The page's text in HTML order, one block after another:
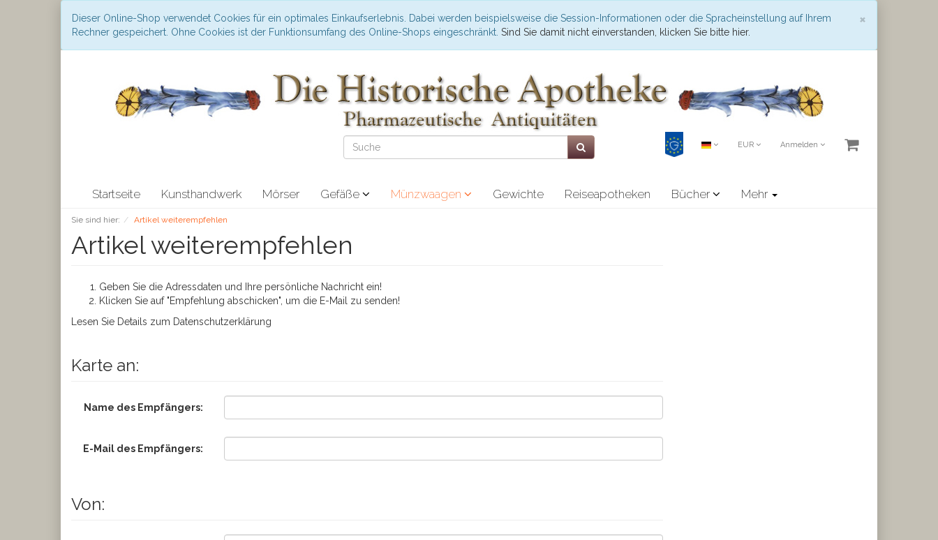
×
Dieser Online-Shop verwendet Cookies für ein optimales Einkaufserlebnis. Dabei werden beispielsweise die Session-Informationen oder die Spracheinstellung auf Ihrem
Rechner gespeichert. Ohne Cookies ist der Funktionsumfang des Online-Shops eingeschränkt. Sind Sie damit nicht einverstanden, klicken Sie bitte hier.
EUR Anmelden
Startseite Kunsthandwerk Mörser Gefäße Münzwaagen Gewichte Reiseapotheken Bücher Mehr
Sie sind hier: Artikel weiterempfehlen
Artikel weiterempfehlen
Geben Sie die Adressdaten und Ihre persönliche Nachricht ein!
Klicken Sie auf "Empfehlung abschicken", um die E-Mail zu senden!
Lesen Sie Details zum Datenschutzerklärung
Karte an:
Name des Empfängers:
E-Mail des Empfängers:
Von: